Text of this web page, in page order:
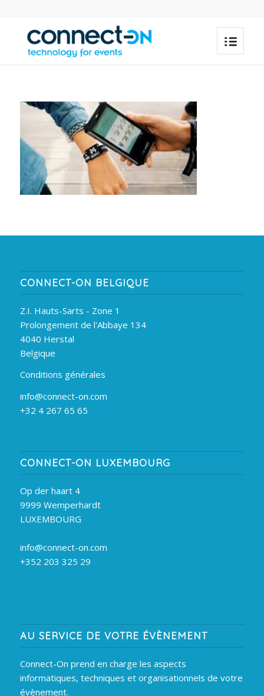
CONNECT-ON BELGIQUE
Z.I. Hauts-Sarts - Zone 1
Prolongement de l'Abbaye 134
4040 Herstal
Belgique
Conditions générales
info@connect-on.com
+32 4 267 65 65
CONNECT-ON LUXEMBOURG
Op der haart 4
9999 Wemperhardt
LUXEMBOURG
info@connect-on.com
+352 203 325 29
AU SERVICE DE VOTRE ÉVÈNEMENT
Connect-On prend en charge les aspects
informatiques, techniques et organisationnels de votre
évènement.